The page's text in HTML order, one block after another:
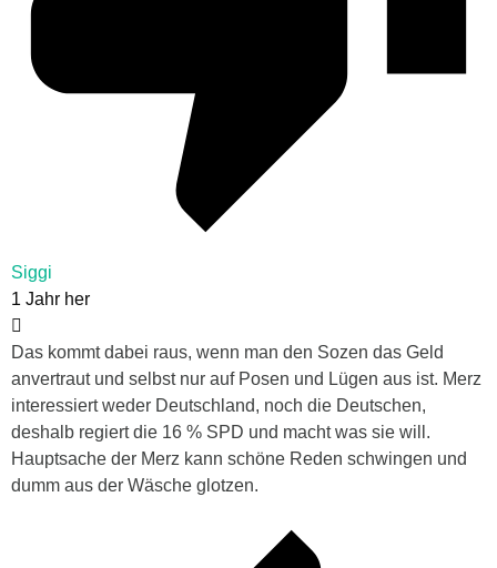
Siggi
1 Jahr her
Das kommt dabei raus, wenn man den Sozen das Geld
anvertraut und selbst nur auf Posen und Lügen aus ist. Merz
interessiert weder Deutschland, noch die Deutschen,
deshalb regiert die 16 % SPD und macht was sie will.
Hauptsache der Merz kann schöne Reden schwingen und
dumm aus der Wäsche glotzen.